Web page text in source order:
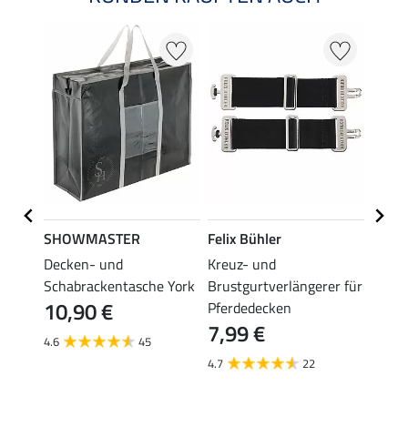
SHOWMASTER
Decken- und
Schabrackentasche York
10,90 €
4.6 45
Felix Bühler
Kreuz- und
Brustgurtverlängerer für
Pferdedecken
7,99 €
4.7 22